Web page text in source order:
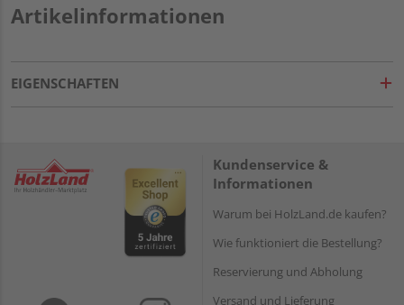
Artikelinformationen
EIGENSCHAFTEN
Kundenservice &
Informationen
Warum bei HolzLand.de kaufen?
Wie funktioniert die Bestellung?
Reservierung und Abholung
Versand und Lieferung